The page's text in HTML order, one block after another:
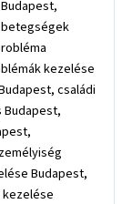
kezelése
családi
Budapest,